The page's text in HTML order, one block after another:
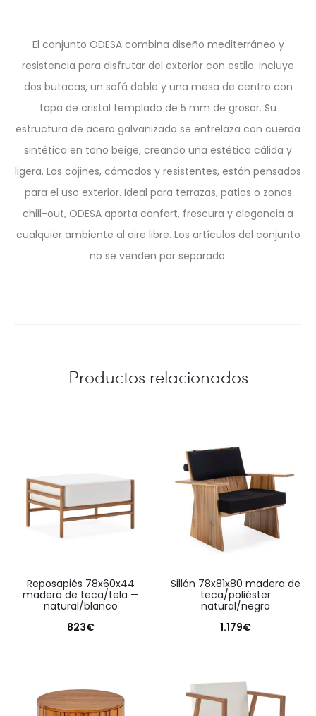
El conjunto ODESA combina diseño mediterráneo y
resistencia para disfrutar del exterior con estilo. Incluye
dos butacas, un sofá doble y una mesa de centro con
tapa de cristal templado de 5 mm de grosor. Su
estructura de acero galvanizado se entrelaza con cuerda
sintética en tono beige, creando una estética cálida y
ligera. Los cojines, cómodos y resistentes, están pensados
para el uso exterior. Ideal para terrazas, patios o zonas
chill-out, ODESA aporta confort, frescura y elegancia a
cualquier ambiente al aire libre. Los artículos del conjunto
no se venden por separado.
Productos relacionados
reposapiés 78x60x44
madera de teca/tela —
natural/blanco
823€
sillón 78x81x80 madera de
teca/poliéster
natural/negro
1.179€